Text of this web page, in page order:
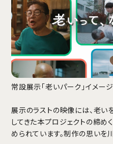
常設展示「老いパーク」イメー
展示のラストの映像には、老い
してきた本プロジェクトの締め
められています。制作の思いを